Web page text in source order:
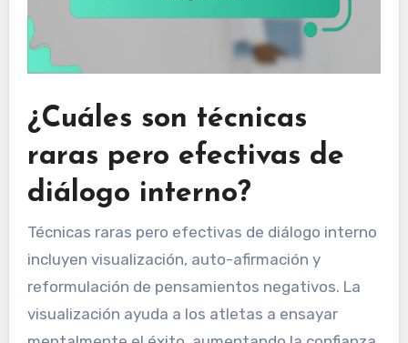
¿Cuáles son técnicas
raras pero efectivas de
diálogo interno?
Técnicas raras pero efectivas de diálogo interno
incluyen visualización, auto-afirmación y
reformulación de pensamientos negativos. La
visualización ayuda a los atletas a ensayar